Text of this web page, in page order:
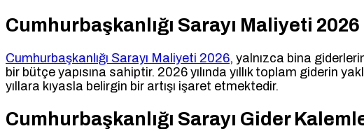
Cumhurbaşkanlığı Sarayı Maliyeti 2026
Cumhurbaşkanlığı Sarayı Maliyeti 2026, yalnızca bina
bir bütçe yapısına sahiptir. 2026 yılında yıllık toplam giderin
yıllara kıyasla belirgin bir artışı işaret etmektedir.
Cumhurbaşkanlığı Sarayı Gider